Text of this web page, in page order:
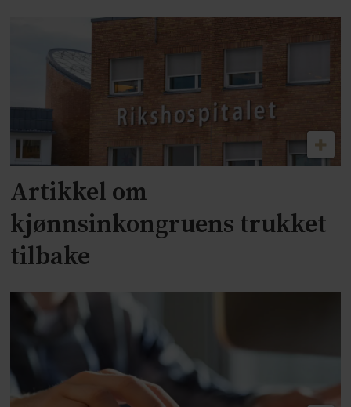
Artikkel om
kjønnsinkongruens trukket
tilbake